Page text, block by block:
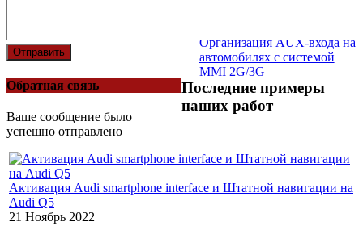
Отправить
Обратная связь
Ваше сообщение было
успешно отправлено
Организация AUX-входа на
автомобилях с системой
MMI 2G/3G
Последние примеры
наших работ
Активация Audi smartphone interface и Штатной навигации на
Audi Q5
21 Ноябрь 2022